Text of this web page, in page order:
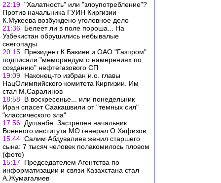
22:19 "Халатность" или "злоупотребление"?
Против начальника ГУИН Киргизии
К.Мукеева возбуждено уголовное дело
21:36 Белеет ли в поле пороша... На
Узбекистан обрушились небывалые
снегопады
20:15 Президент К.Бакиев и ОАО "Газпром"
подписали "меморандум о намерениях по
созданию" нефтегазового СП
19:09 Наконец-то избран и.о. главы
НацОлимпийского комитета Киргизии. Им
стал М.Саралинов
18:58 В воскресенье... или понедельник
Иран спасет Саакашвили от "темных сил"
"классического зла"
17:56 Душанбе. Застрелен начальник
Военного института МО генерал О.Хафизов
15:44 Салим Абдувалиев женил старшего
сына: 7 тысяч человек полакомилось пловом
(фото)
15:17
Председателем Агентства по
информатизации и связи Казахстана стал
А.Жумагалиев